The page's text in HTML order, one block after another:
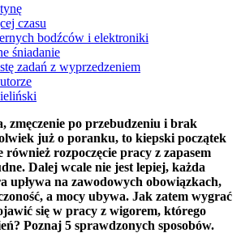
czasu
bodźców i elektroniki
śniadanie
zadań z wyprzedzeniem
zmęczenie po przebudzeniu i brak
już o poranku, to kiepski początek
rozpoczęcie pracy z zapasem
Dalej wcale nie jest lepiej, każda
upływa na zawodowych obowiązkach,
a mocy ubywa. Jak zatem wygrać
się w pracy z wigorem, którego
Poznaj 5 sprawdzonych sposobów.